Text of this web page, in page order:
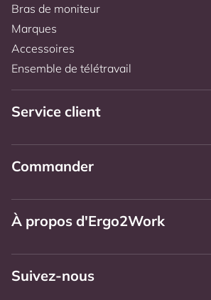
Bras de moniteur
Marques
Accessoires
Ensemble de télétravail
Service client
Commander
À propos d'Ergo2Work
Suivez-nous